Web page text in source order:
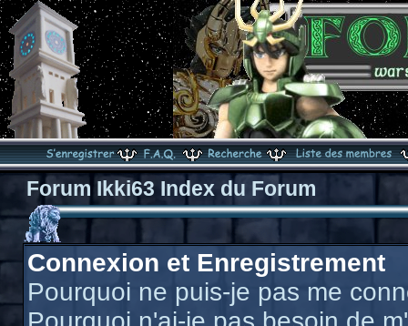
Forum Ikki63 Index du Forum
Connexion et Enregistrement
Pourquoi ne puis-je pas me